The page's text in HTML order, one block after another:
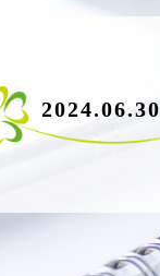
2024.06.30